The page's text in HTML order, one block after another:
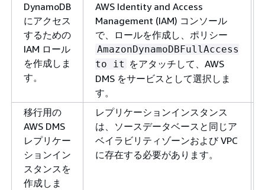
DynamoDB
にアクセス
するための
IAM ロール
を作成しま
す。
AWS Identity and Access
Management (IAM) コンソール
で、ロールを作成し、ポリシー
AmazonDynamoDBFullAccess
to it をアタッチして、AWS
DMS をサービスとして選択しま
す。
移行用の
AWS DMS
レプリケー
ションイン
スタンスを
作成しま
レプリケーションインスタンス
は、ソースデータベースと同じア
ベイラビリティゾーンおよび VPC
に存在する必要があります。